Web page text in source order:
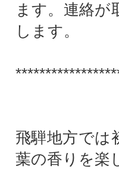
ます。連絡が
します。
飛騨地方では
葉の香りを楽